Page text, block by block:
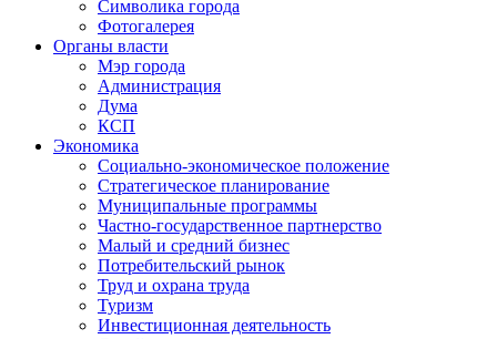
Символика города
Фотогалерея
Органы власти
Мэр города
Администрация
Дума
КСП
Экономика
Социально-экономическое положение
Стратегическое планирование
Муниципальные программы
Частно-государственное партнерство
Малый и средний бизнес
Потребительский рынок
Труд и охрана труда
Туризм
Инвестиционная деятельность